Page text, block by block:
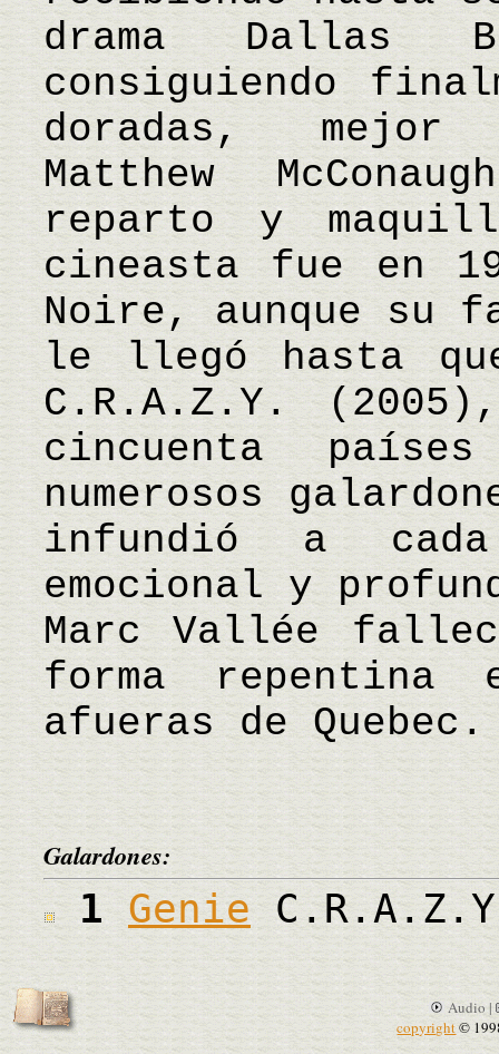
drama Dallas
consiguiendo
doradas,
Matthew
reparto y
cineasta fue en
Noire, aunque su
le llegó hasta
C.R.A.Z.Y.
cincuenta
numerosos
infundió a
emocional y
Marc Vallée
forma repentina
afueras de
Galardones:
1Genie
Audio |
copyright©